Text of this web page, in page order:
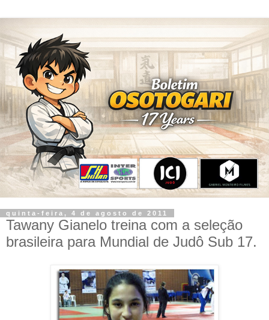
quinta-feira, 4 de agosto de 2011
Tawany Gianelo treina com a seleção
brasileira para Mundial de Judô Sub 17.